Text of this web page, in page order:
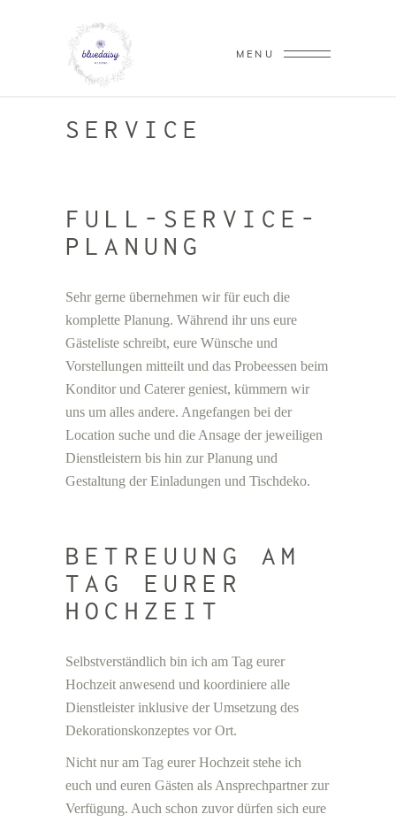
MENU
SERVICE
FULL-SERVICE-
PLANUNG
Sehr gerne übernehmen wir für euch die
komplette Planung. Während ihr uns eure
Gästeliste schreibt, eure Wünsche und
Vorstellungen mitteilt und das Probeessen beim
Konditor und Caterer geniest, kümmern wir
uns um alles andere. Angefangen bei der
Location suche und die Ansage der jeweiligen
Dienstleistern bis hin zur Planung und
Gestaltung der Einladungen und Tischdeko.
BETREUUNG AM
TAG EURER
HOCHZEIT
Selbstverständlich bin ich am Tag eurer
Hochzeit anwesend und koordiniere alle
Dienstleister inklusive der Umsetzung des
Dekorationskonzeptes vor Ort.
Nicht nur am Tag eurer Hochzeit stehe ich
euch und euren Gästen als Ansprechpartner zur
Verfügung. Auch schon zuvor dürfen sich eure